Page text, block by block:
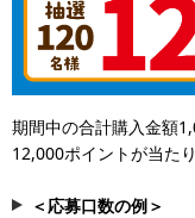
期間中の合計購入金額
12,000ポイントが当たり
＜応募口数の例＞